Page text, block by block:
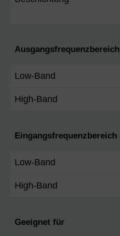
Ausgangsfrequenzbereich
Low-Band
High-Band
Eingangsfrequenzbereich
Low-Band
High-Band
Geeignet für